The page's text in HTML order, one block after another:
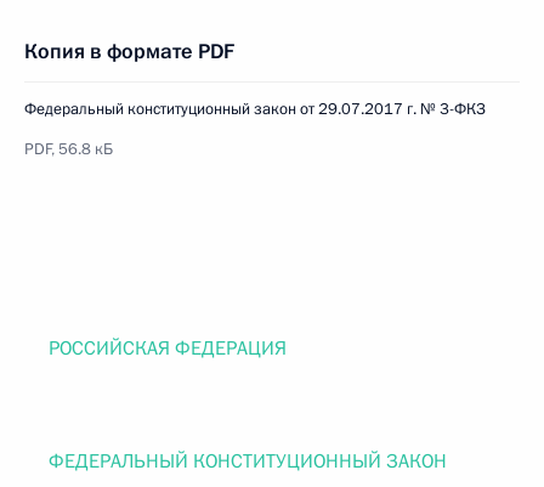
Копия в формате PDF
Федеральный конституционный закон от 29.07.2017 г. № 3-ФКЗ
PDF, 56.8 кБ
РОССИЙСКАЯ ФЕДЕРАЦИЯ
ФЕДЕРАЛЬНЫЙ КОНСТИТУЦИОННЫЙ ЗАКОН